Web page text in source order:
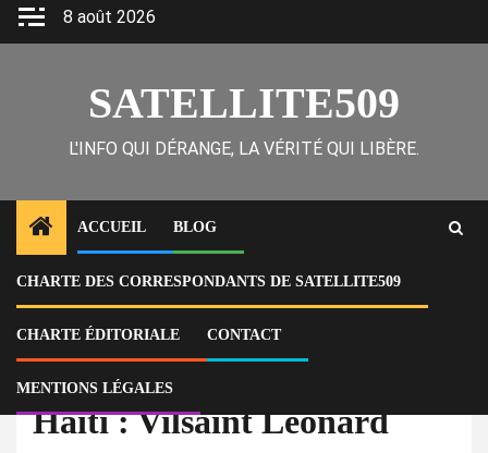
Skip
8 août 2026
SATELLITE509
L'INFO QUI DÉRANGE, LA VÉRITÉ QUI LIBÈRE.
ACCUEIL BLOG
CHARTE DES CORRESPONDANTS DE SATELLITE509
CHARTE ÉDITORIALE CONTACT
MENTIONS LÉGALES
Home
Actu
Haïti : Vilsaint Léonard interpellé pour escroquerie et faux voyages
Haïti : Vilsaint Léonard